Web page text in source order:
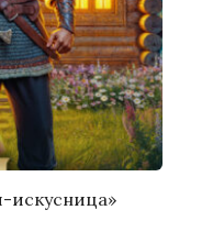
искусница»